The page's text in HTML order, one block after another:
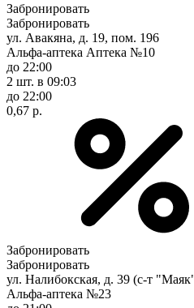
Забронировать
Забронировать
ул. Авакяна, д. 19, пом. 196
Альфа-аптека Аптека №10
до 22:00
2 шт. в 09:03
до 22:00
0,67 р.
Забронировать
Забронировать
ул. Налибокская, д. 39 (с-т
Альфа-аптека №23